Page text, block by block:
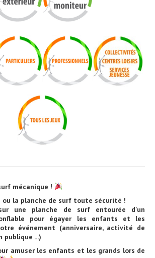
mécanique !
ou la planche de surf toute sécurité !
sur une planche de surf entourée d'un
pour égayer les enfants et les
événement (anniversaire, activité de
publique ...)
amuser les enfants et les grands lors de